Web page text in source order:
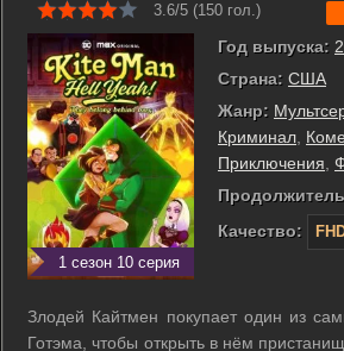
3.6/5 (150 гол.)
1 сезон 10 серия
Год выпуска:
Страна: США
Жанр:
Криминал,
Приключения,
Качество:
Злодей Кайтмен покупает один из
Готэма, чтобы открыть в нём